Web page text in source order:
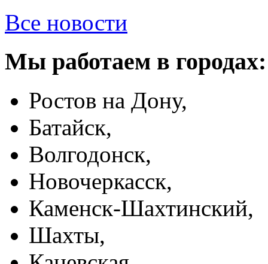
Все новости
Мы работаем в городах:
Ростов на Дону,
Батайск,
Волгодонск,
Новочеркасск,
Каменск-Шахтинский,
Шахты,